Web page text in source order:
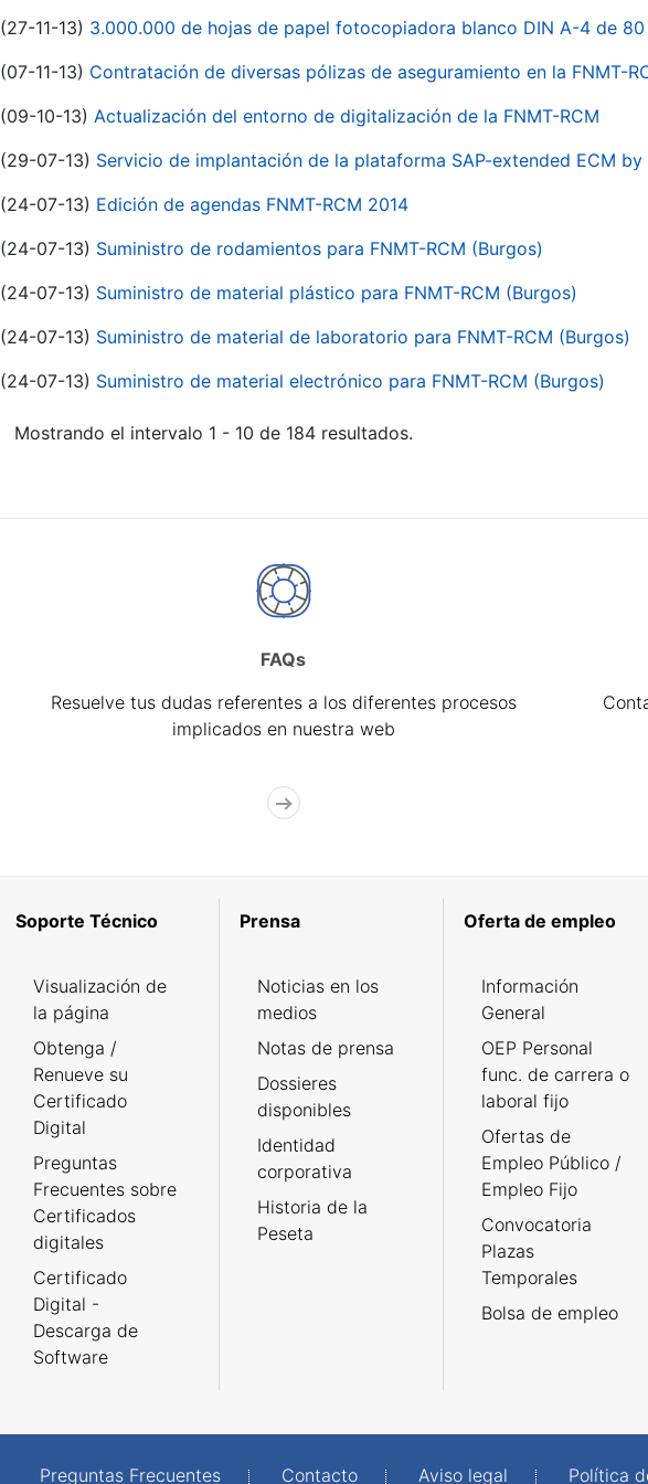
(27-11-13) 3.000.000 de hojas de papel fotocopiadora blanco DIN A-4 de 80
(07-11-13) Contratación de diversas pólizas de aseguramiento en la FNMT-
(09-10-13) Actualización del entorno de digitalización de la FNMT-RCM
(29-07-13) Servicio de implantación de la plataforma SAP-extended ECM by
(24-07-13) Edición de agendas FNMT-RCM 2014
(24-07-13) Suministro de rodamientos para FNMT-RCM (Burgos)
(24-07-13) Suministro de material plástico para FNMT-RCM (Burgos)
(24-07-13) Suministro de material de laboratorio para FNMT-RCM (Burgos)
(24-07-13) Suministro de material electrónico para FNMT-RCM (Burgos)
Mostrando el intervalo 1 - 10 de 184 resultados.
FAQs
Resuelve tus dudas referentes a los diferentes procesos
implicados en nuestra web
Soporte Técnico
Visualización de
la página
Obtenga /
Renueve su
Certificado
Digital
Preguntas
Frecuentes sobre
Certificados
digitales
Certificado
Digital -
Descarga de
Software
Prensa
Noticias en los
medios
Notas de prensa
Dossieres
disponibles
Identidad
corporativa
Historia de la
Peseta
Oferta de empleo
Información
General
OEP Personal
func. de carrera o
laboral fijo
Ofertas de
Empleo Público /
Empleo Fijo
Convocatoria
Plazas
Temporales
Bolsa de empleo
Preguntas Frecuentes Contacto Aviso legal Política